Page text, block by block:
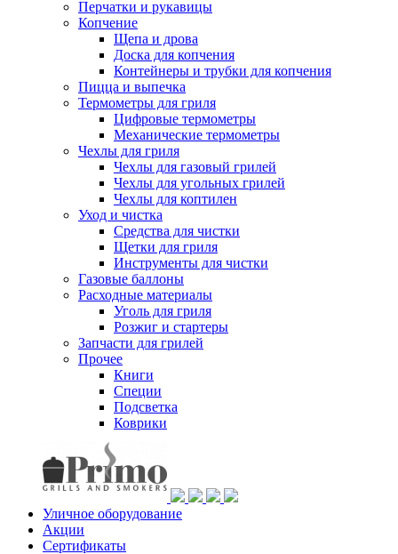
Перчатки и рукавицы
Копчение
Щепа и дрова
Доска для копчения
Контейнеры и трубки для копчения
Пицца и выпечка
Термометры для гриля
Цифровые термометры
Механические термометры
Чехлы для гриля
Чехлы для газовый грилей
Чехлы для угольных грилей
Чехлы для коптилен
Уход и чистка
Средства для чистки
Щетки для гриля
Инструменты для чистки
Газовые баллоны
Расходные материалы
Уголь для гриля
Розжиг и стартеры
Запчасти для грилей
Прочее
Книги
Специи
Подсветка
Коврики
Уличное оборудование
Акции
Сертификаты